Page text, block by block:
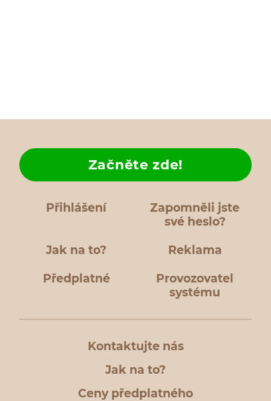
Přihlášení
Zapomněli jste
své heslo?
Jak na to?
Začněte zde!
Reklama
Předplatné
Provozovatel
systému
Kontaktujte nás
Jak na to?
Ceny předplatného